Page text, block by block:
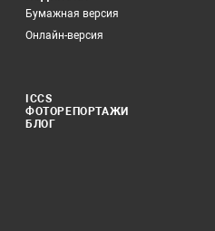
Бумажная версия
Онлайн-версия
ICCS
ФОТОРЕПОРТАЖИ
БЛОГ